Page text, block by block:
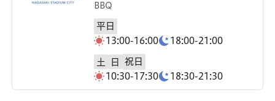
BBQ
平日
13:00-16:00
18:00-21:00
土 日
祝日
10:30-17:30
18:30-21:30